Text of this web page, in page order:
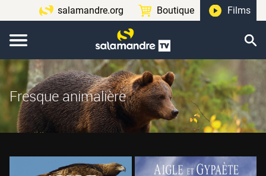
salamandre.org Boutique Films
Fresque animalière